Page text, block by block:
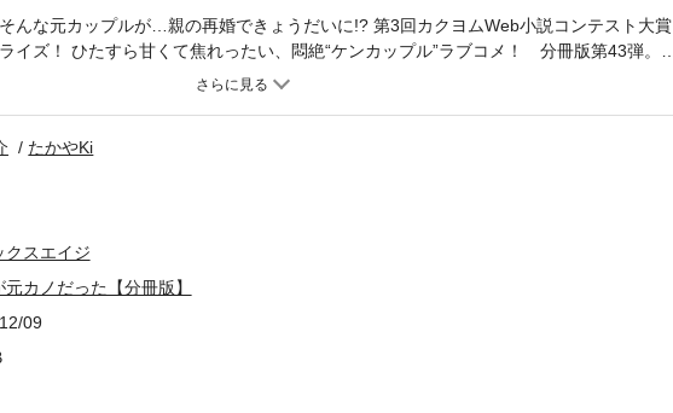
んな元カップルが…親の再婚できょうだいに!? 第3回カクヨムWeb小説コンテスト大賞
イズ！ ひたすら甘くて焦れったい、悶絶“ケンカップル”ラブコメ！ 分冊版第43弾。※
ので、本編内容は同一のものとなります。重複購入にご注意ください。
たかやKi
クスエイジ
カノだった【分冊版】
09